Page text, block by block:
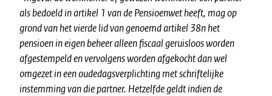
als bedoeld in artikel 1 van de Pensioenwet heeft, mag op
grond van het vierde lid van genoemd artikel 38n het
pensioen in eigen beheer alleen fiscaal geruisloos worden
afgestempeld en vervolgens worden afgekocht dan wel
omgezet in een oudedagsverplichting met schriftelijke
instemming van die partner. Hetzelfde geldt indien de